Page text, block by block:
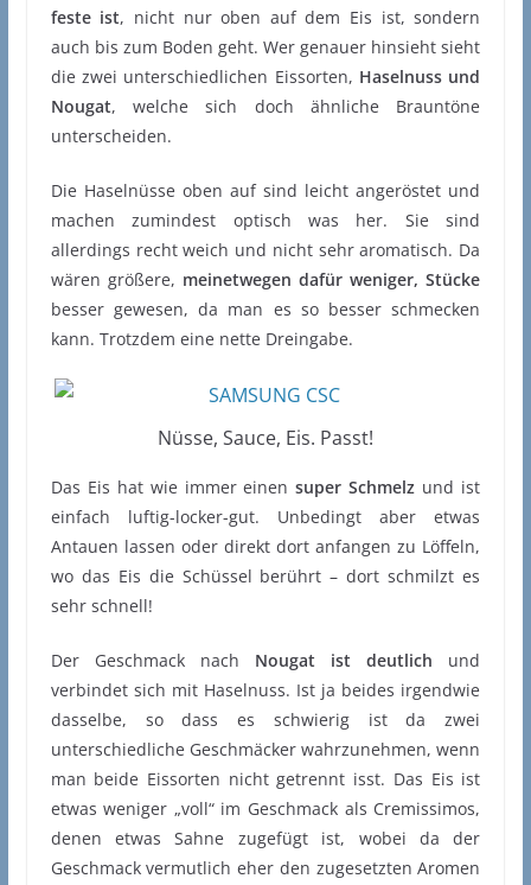
feste ist, nicht nur oben auf dem Eis ist, sondern
auch bis zum Boden geht. Wer genauer hinsieht sieht
die zwei unterschiedlichen Eissorten, Haselnuss und
Nougat, welche sich doch ähnliche Brauntöne
unterscheiden.
Die Haselnüsse oben auf sind leicht angeröstet und
machen zumindest optisch was her. Sie sind
allerdings recht weich und nicht sehr aromatisch. Da
wären größere, meinetwegen dafür weniger, Stücke
besser gewesen, da man es so besser schmecken
kann. Trotzdem eine nette Dreingabe.
Nüsse, Sauce, Eis. Passt!
Das Eis hat wie immer einensuper Schmelz und ist
einfach luftig-locker-gut. Unbedingt aber etwas
Antauen lassen oder direkt dort anfangen zu Löffeln,
wo das Eis die Schüssel berührt – dort schmilzt es
sehr schnell!
Der Geschmack nach Nougat ist deutlich und
verbindet sich mit Haselnuss. Ist ja beides irgendwie
dasselbe, so dass es schwierig ist da zwei
unterschiedliche Geschmäcker wahrzunehmen, wenn
man beide Eissorten nicht getrennt isst. Das Eis ist
etwas weniger „voll“ im Geschmack als Cremissimos,
denen etwas Sahne zugefügt ist, wobei da der
Geschmack vermutlich eher den zugesetzten Aromen